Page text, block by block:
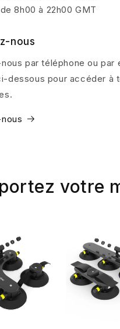
8h00 à 22h00 GMT
nous
par téléphone ou par
dessous pour accéder à
votre